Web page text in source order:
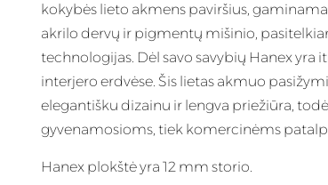
kokybės lieto akmens paviršius,
akrilo dervų ir pigmentų mišinio,
technologijas. Dėl savo savybių Hanexyra
interjero erdvėse. Šis lietas akmuo
elegantišku dizainu ir lengva priežiūra,
gyvenamosioms, tiek komercinėms
Hanex plokštė yra 12 mm storio.